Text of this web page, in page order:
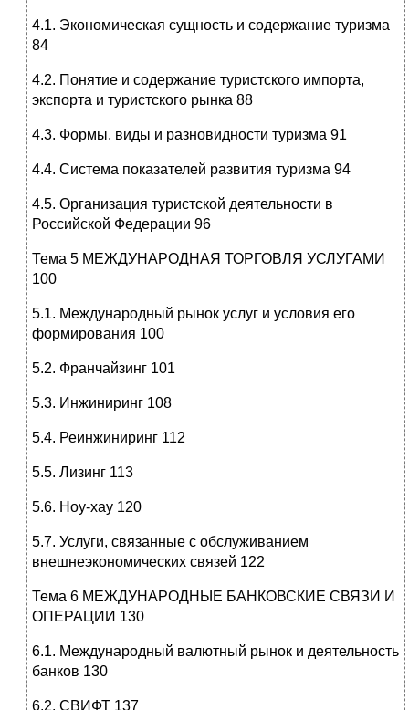
4.1. Экономическая сущность и содержание туризма
84
4.2. Понятие и содержание туристского импорта,
экспорта и туристского рынка 88
4.3. Формы, виды и разновидности туризма 91
4.4. Система показателей развития туризма 94
4.5. Организация туристской деятельности в
Российской Федерации 96
Тема 5 МЕЖДУНАРОДНАЯ ТОРГОВЛЯ УСЛУГАМИ
100
5.1. Международный рынок услуг и условия его
формирования 100
5.2. Франчайзинг 101
5.3. Инжиниринг 108
5.4. Реинжиниринг 112
5.5. Лизинг 113
5.6. Ноу-хау 120
5.7. Услуги, связанные с обслуживанием
внешнеэкономических связей 122
Тема 6 МЕЖДУНАРОДНЫЕ БАНКОВСКИЕ СВЯЗИ И
ОПЕРАЦИИ 130
6.1. Международный валютный рынок и деятельность
банков 130
6.2. СВИФТ 137